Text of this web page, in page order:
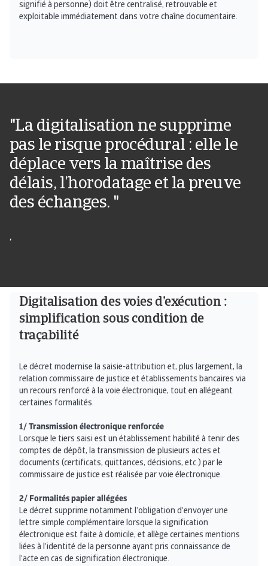
signifié à personne) doit être centralisé, retrouvable et
exploitable immédiatement dans votre chaîne documentaire.
"La digitalisation ne supprime
pas le risque procédural : elle le
déplace vers la maîtrise des
délais, l’horodatage et la preuve
des échanges. "
,
Digitalisation des voies d’exécution :
simplification sous condition de
traçabilité
Le décret modernise la saisie-attribution et, plus largement, la
relation commissaire de justice et établissements bancaires via
un recours renforcé à la voie électronique, tout en allégeant
certaines formalités.
1/ Transmission électronique renforcée
Lorsque le tiers saisi est un établissement habilité à tenir des
comptes de dépôt, la transmission de plusieurs actes et
documents (certificats, quittances, décisions, etc.) par le
commissaire de justice est réalisée par voie électronique.
2/ Formalités papier allégées
Le décret supprime notamment l’obligation d’envoyer une
lettre simple complémentaire lorsque la signification
électronique est faite à domicile, et allège certaines mentions
liées à l’identité de la personne ayant pris connaissance de
l’acte en cas de signification électronique.